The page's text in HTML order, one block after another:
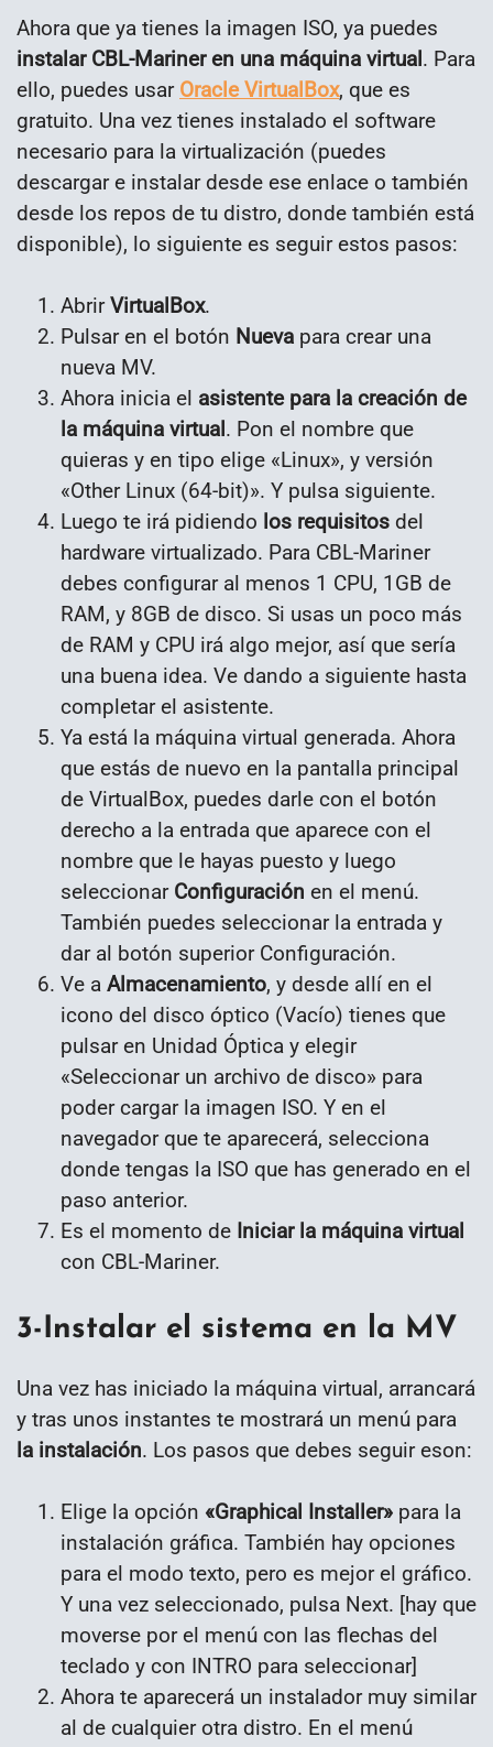
Ahora que ya tienes la imagen ISO, ya puedes
instalar CBL-Mariner en una máquina virtual. Para
ello, puedes usar Oracle VirtualBox, que es
gratuito. Una vez tienes instalado el software
necesario para la virtualización (puedes
descargar e instalar desde ese enlace o también
desde los repos de tu distro, donde también está
disponible), lo siguiente es seguir estos pasos:
AbrirVirtualBox.
Pulsar en el botón Nueva para crear una
nueva MV.
Ahora inicia el asistente para la creación de
la máquina virtual. Pon el nombre que
quieras y en tipo elige «Linux», y versión
«Other Linux (64-bit)». Y pulsa siguiente.
Luego te irá pidiendo los requisitos del
hardware virtualizado. Para CBL-Mariner
debes configurar al menos 1 CPU, 1GB de
RAM, y 8GB de disco. Si usas un poco más
de RAM y CPU irá algo mejor, así que sería
una buena idea. Ve dando a siguiente hasta
completar el asistente.
Ya está la máquina virtual generada. Ahora
que estás de nuevo en la pantalla principal
de VirtualBox, puedes darle con el botón
derecho a la entrada que aparece con el
nombre que le hayas puesto y luego
seleccionarConfiguración en el menú.
También puedes seleccionar la entrada y
dar al botón superior Configuración.
Ve a Almacenamiento, y desde allí en el
icono del disco óptico (Vacío) tienes que
pulsar en Unidad Óptica y elegir
«Seleccionar un archivo de disco» para
poder cargar la imagen ISO. Y en el
navegador que te aparecerá, selecciona
donde tengas la ISO que has generado en el
paso anterior.
Es el momento de Iniciar la máquina virtual
con CBL-Mariner.
3-Instalar el sistema en la MV
Una vez has iniciado la máquina virtual, arrancará
y tras unos instantes te mostrará un menú para
la instalación. Los pasos que debes seguir eson:
Elige la opción «Graphical Installer» para la
instalación gráfica. También hay opciones
para el modo texto, pero es mejor el gráfico.
Y una vez seleccionado, pulsa Next. [hay que
moverse por el menú con las flechas del
teclado y con INTRO para seleccionar]
Ahora te aparecerá un instalador muy similar
al de cualquier otra distro. En el menú